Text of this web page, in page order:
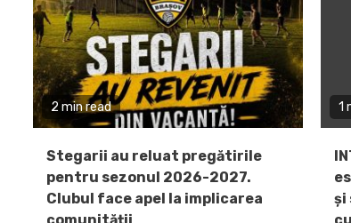
2 min read
Stegarii au reluat pregătirile
pentru sezonul 2026-2027.
Clubul face apel la implicarea
1
și